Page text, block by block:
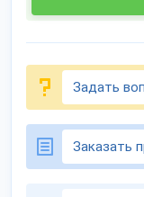
Задать
Заказать